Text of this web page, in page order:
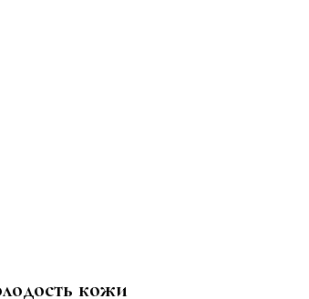
кожи